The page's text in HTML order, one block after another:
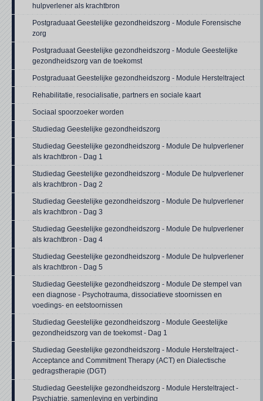
hulpverlener als krachtbron
Postgraduaat Geestelijke gezondheidszorg - Module Forensische
zorg
Postgraduaat Geestelijke gezondheidszorg - Module Geestelijke
gezondheidszorg van de toekomst
Postgraduaat Geestelijke gezondheidszorg - Module Hersteltraject
Rehabilitatie, resocialisatie, partners en sociale kaart
Sociaal spoorzoeker worden
Studiedag Geestelijke gezondheidszorg
Studiedag Geestelijke gezondheidszorg - Module De hulpverlener
als krachtbron - Dag 1
Studiedag Geestelijke gezondheidszorg - Module De hulpverlener
als krachtbron - Dag 2
Studiedag Geestelijke gezondheidszorg - Module De hulpverlener
als krachtbron - Dag 3
Studiedag Geestelijke gezondheidszorg - Module De hulpverlener
als krachtbron - Dag 4
Studiedag Geestelijke gezondheidszorg - Module De hulpverlener
als krachtbron - Dag 5
Studiedag Geestelijke gezondheidszorg - Module De stempel van
een diagnose - Psychotrauma, dissociatieve stoornissen en
voedings- en eetstoornissen
Studiedag Geestelijke gezondheidszorg - Module Geestelijke
gezondheidszorg van de toekomst - Dag 1
Studiedag Geestelijke gezondheidszorg - Module Hersteltraject -
Acceptance and Commitment Therapy (ACT) en Dialectische
gedragstherapie (DGT)
Studiedag Geestelijke gezondheidszorg - Module Hersteltraject -
Psychiatrie, samenleving en verbinding